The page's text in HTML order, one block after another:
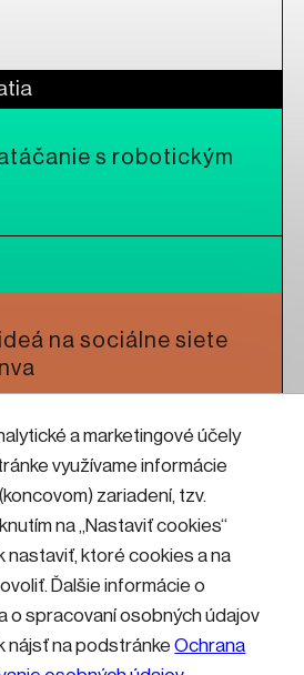
a marketingové účely
využívame informácie
zariadení, tzv.
na „Nastaviť cookies“
nastaviť, ktoré cookies a na
Ďalšie informácie o
o spracovaní osobných údajov
nájsť na podstránkeOchrana
s robotickým
na sociálne siete
frézovanie pre